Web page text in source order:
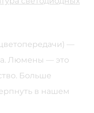
—
Люмены — это
Больше
в нашем